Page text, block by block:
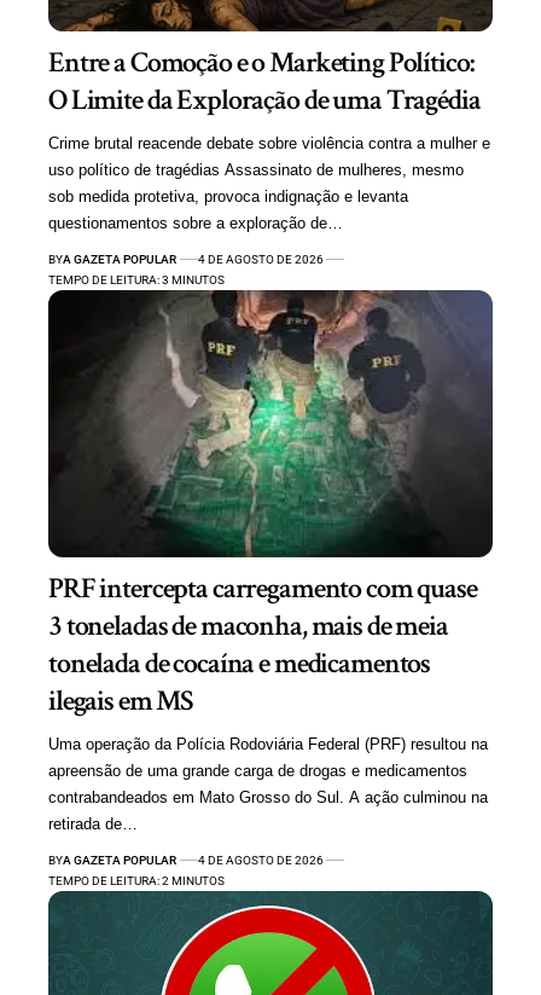
Entre a Comoção e o Marketing Político:
O Limite da Exploração de uma Tragédia
Crime brutal reacende debate sobre violência contra a mulher e
uso político de tragédias Assassinato de mulheres, mesmo
sob medida protetiva, provoca indignação e levanta
questionamentos sobre a exploração de…
BYA GAZETA POPULAR
4 DE AGOSTO DE 2026
TEMPO DE LEITURA: 3 MINUTOS
PRF intercepta carregamento com quase
3 toneladas de maconha, mais de meia
tonelada de cocaína e medicamentos
ilegais em MS
Uma operação da Polícia Rodoviária Federal (PRF) resultou na
apreensão de uma grande carga de drogas e medicamentos
contrabandeados em Mato Grosso do Sul. A ação culminou na
retirada de…
BYA GAZETA POPULAR
4 DE AGOSTO DE 2026
TEMPO DE LEITURA: 2 MINUTOS